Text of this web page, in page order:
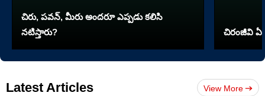
చిరు, పవన్, మీరు అందరూ ఎప్పడు కలిసి
నటిస్తారు?
చిరంజీవి ఏ
Latest Articles View More